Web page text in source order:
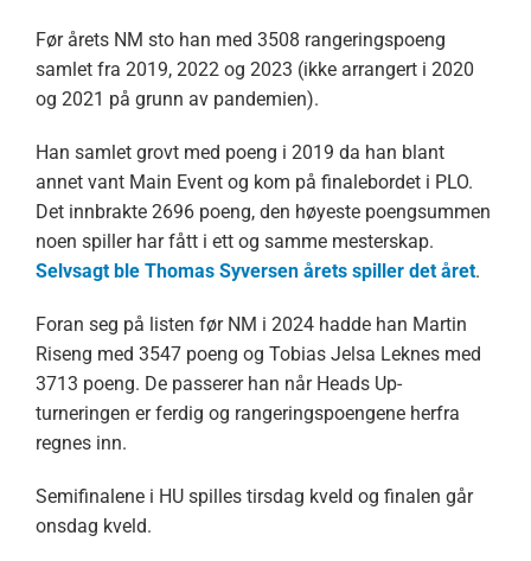
Før årets NM sto han med 3508 rangeringspoeng
samlet fra 2019, 2022 og 2023 (ikke arrangert i 2020
og 2021 på grunn av pandemien).
Han samlet grovt med poeng i 2019 da han blant
annet vant Main Event og kom på finalebordet i PLO.
Det innbrakte 2696 poeng, den høyeste poengsummen
noen spiller har fått i ett og samme mesterskap.
Selvsagt ble Thomas Syversen årets spiller det året.
Foran seg på listen før NM i 2024 hadde han Martin
Riseng med 3547 poeng og Tobias Jelsa Leknes med
3713 poeng. De passerer han når Heads Up-
turneringen er ferdig og rangeringspoengene herfra
regnes inn.
Semifinalene i HU spilles tirsdag kveld og finalen går
onsdag kveld.